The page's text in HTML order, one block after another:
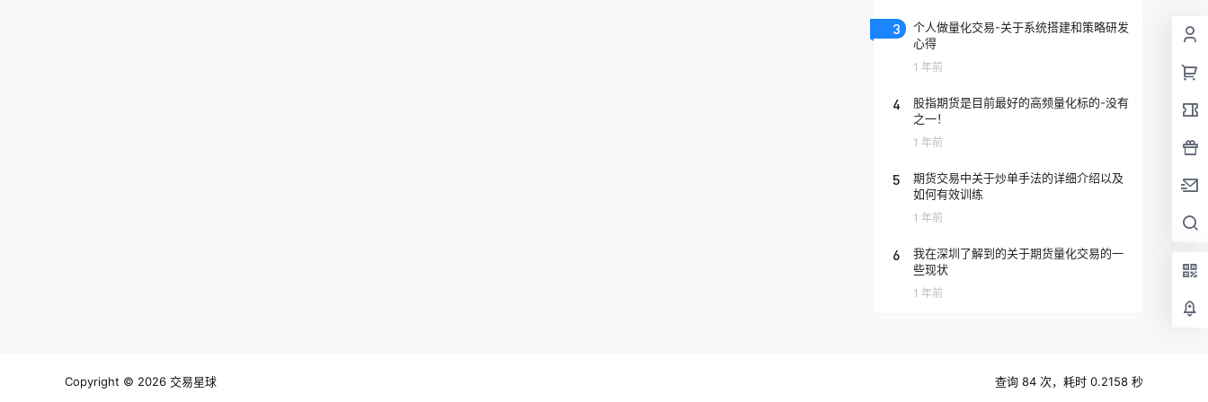
3
个人做量化交易-关于系统搭建和策略研发
心得
1 年前
4
股指期货是目前最好的高频量化标的-没有
之一！
1 年前
5
期货交易中关于炒单手法的详细介绍以及
如何有效训练
1 年前
6
我在深圳了解到的关于期货量化交易的一
些现状
1 年前
Copyright © 2026 交易星球 查询 84 次，耗时 0.2158 秒